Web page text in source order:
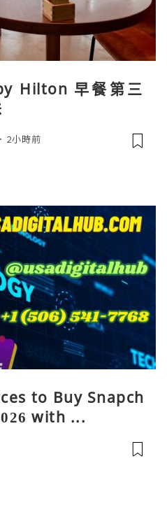
Hilton 早餐第三
2小時前
to Buy Snapch
with ...